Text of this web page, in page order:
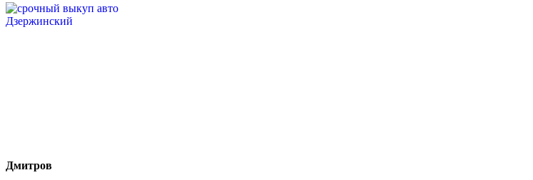
Дмитров